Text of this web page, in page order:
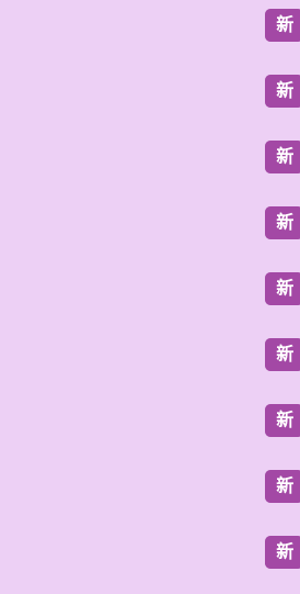
新
新
新
新
新
新
新
新
新